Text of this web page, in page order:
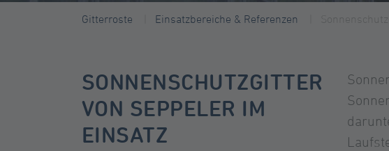
Gitterroste Einsatzbereiche & Referenzen
SONNENSCHUTZGITTER
VON SEPPELER IM
EINSATZ